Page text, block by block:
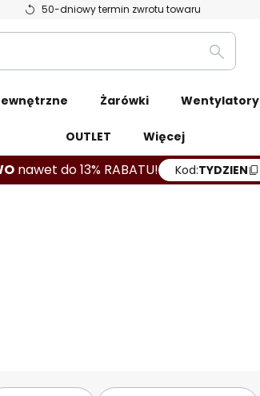
50-dniowy termin zwrotu towaru
Szukaj
Żarówki Wentylatory
OUTLET Więcej
nawet do 13% RABATU! Kod:TYDZIEN